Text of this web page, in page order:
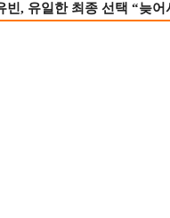
, 유일한 최종 선택 “늦어